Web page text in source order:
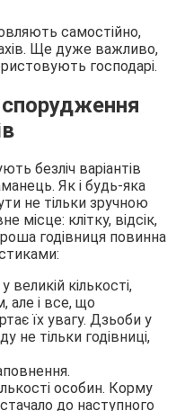
самостійно,
Ще дуже важливо,
господарі.
безліч варіантів
Як і будь-яка
не тільки зручною
місце: клітку, відсік,
годівниця повинна
кількості,
але і все, що
їх увагу. Дзьоби у
не тільки годівниці,
особин. Корму
до наступного